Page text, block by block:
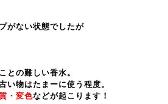
がない状態でしたが
との難しい香水。
い物はたまーに使う程度。
・変色などが起こります！